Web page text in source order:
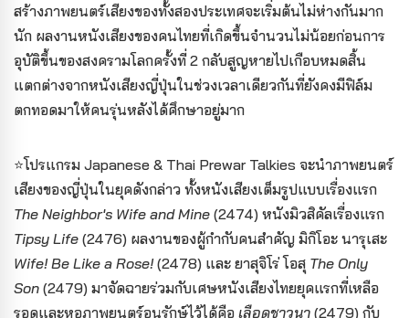
สร้างภาพยนตร์เสียงของทั้งสองประเทศจะเริ่มต้นไม่ห่างกันมาก
นัก ผลงานหนังเสียงของคนไทยที่เกิดขึ้นจำนวนไม่น้อยก่อนการ
อุบัติขึ้นของสงครามโลกครั้งที่ 2 กลับสูญหายไปเกือบหมดสิ้น
แตกต่างจากหนังเสียงญี่ปุ่นในช่วงเวลาเดียวกันที่ยังคงมีฟิล์ม
ตกทอดมาให้คนรุ่นหลังได้ศึกษาอยู่มาก
⭐️โปรแกรม Japanese & Thai Prewar Talkies จะนำภาพยนตร์
เสียงของญี่ปุ่นในยุคดังกล่าว ทั้งหนังเสียงเต็มรูปแบบเรื่องแรก
The Neighbor's Wife and Mine (2474) หนังมิวสิคัลเรื่องแรก
Tipsy Life (2476) ผลงานของผู้กำกับคนสำคัญ มิกิโอะ นารุเสะ
Wife! Be Like a Rose!(2478) และ ยาสุจิโร่ โอสุ The Only
Son (2479) มาจัดฉายร่วมกับเศษหนังเสียงไทยยุคแรกที่เหลือ
รอดและหอภาพยนตร์อนุรักษ์ไว้ได้คือ เลือดชาวนา (2479) กับ